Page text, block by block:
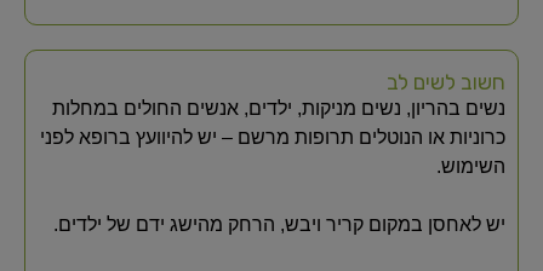
חשוב לשים לב
נשים בהריון, נשים מניקות, ילדים, אנשים החולים במחלות
כרוניות או הנוטלים תרופות מרשם – יש להיוועץ ברופא לפני
השימוש.
יש לאחסן במקום קריר ויבש, הרחק מהישג ידם של ילדים.